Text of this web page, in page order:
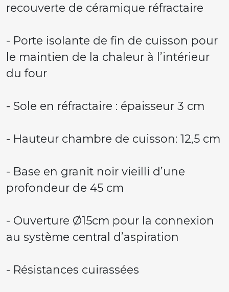
recouverte de céramique réfractaire
- Porte isolante de fin de cuisson pour
le maintien de la chaleur à l’intérieur
du four
- Sole en réfractaire : épaisseur 3 cm
- Hauteur chambre de cuisson: 12,5 cm
- Base en granit noir vieilli d’une
profondeur de 45 cm
- Ouverture Ø15cm pour la connexion
au système central d’aspiration
- Résistances cuirassées